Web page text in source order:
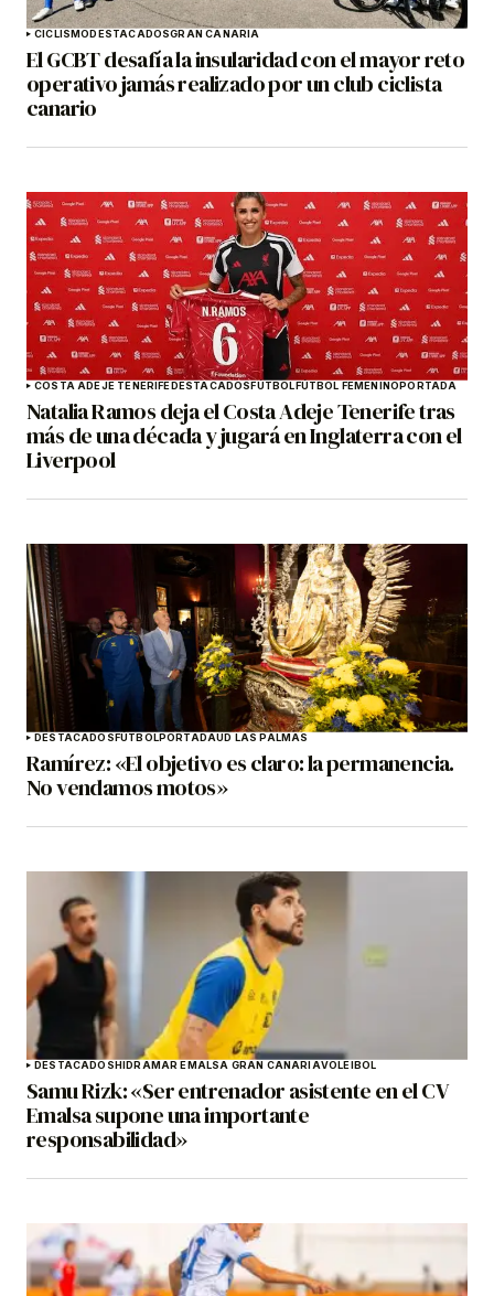
CICLISMODESTACADOSGRAN CANARIA
El GCBT desafía la insularidad con el mayor reto
operativo jamás realizado por un club ciclista
canario
COSTA ADEJE TENERIFEDESTACADOSFÚTBOLFÚTBOL FEMENINOPORTADA
Natalia Ramos deja el Costa Adeje Tenerife tras
más de una década y jugará en Inglaterra con el
Liverpool
DESTACADOSFÚTBOLPORTADAUD LAS PALMAS
Ramírez: «El objetivo es claro: la permanencia.
No vendamos motos»
DESTACADOSHIDRAMAR EMALSA GRAN CANARIAVOLEIBOL
Samu Rizk: «Ser entrenador asistente en el CV
Emalsa supone una importante
responsabilidad»